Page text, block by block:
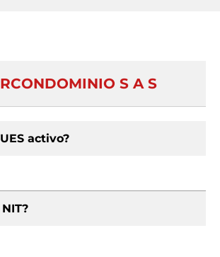
S A S
activo?